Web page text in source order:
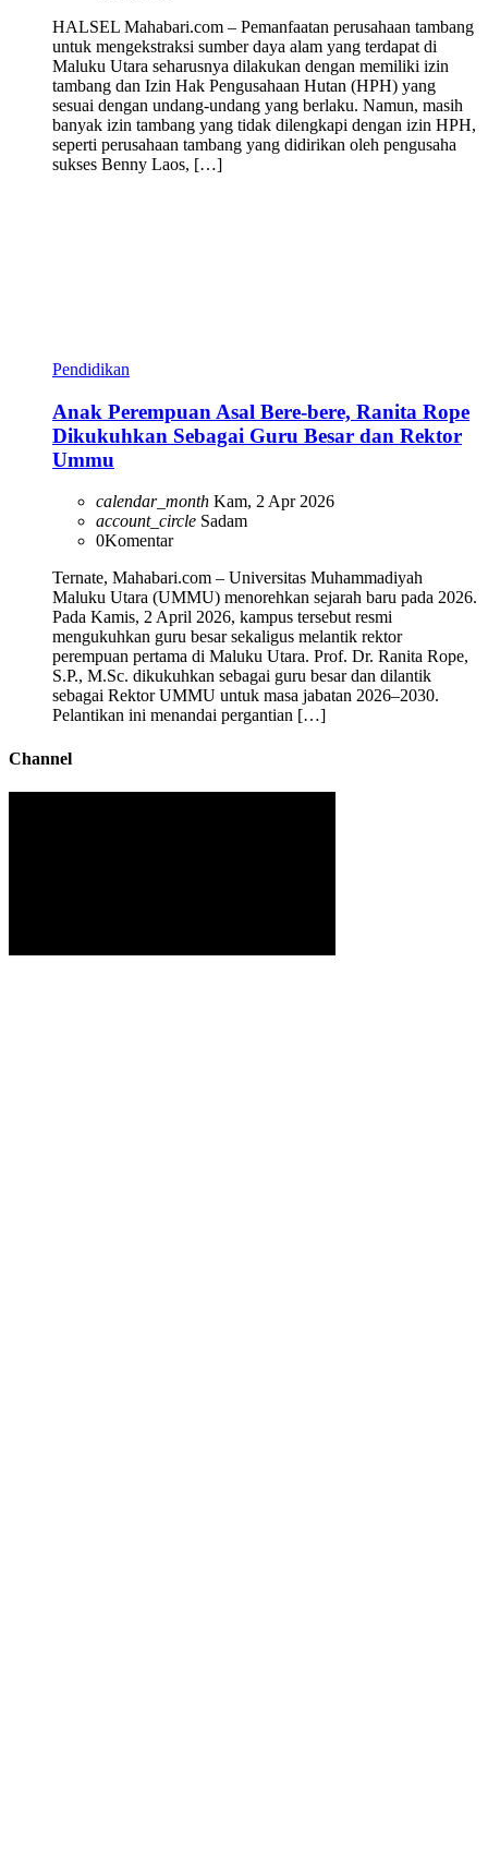
HALSEL Mahabari.com – Pemanfaatan perusahaan tambang
untuk mengekstraksi sumber daya alam yang terdapat di
Maluku Utara seharusnya dilakukan dengan memiliki izin
tambang dan Izin Hak Pengusahaan Hutan (HPH) yang
sesuai dengan undang-undang yang berlaku. Namun, masih
banyak izin tambang yang tidak dilengkapi dengan izin HPH,
seperti perusahaan tambang yang didirikan oleh pengusaha
sukses Benny Laos, […]
Pendidikan
Anak Perempuan Asal Bere-bere, Ranita Rope
Dikukuhkan Sebagai Guru Besar dan Rektor
Ummu
calendar_month Kam, 2 Apr 2026
account_circle Sadam
0Komentar
Ternate, Mahabari.com – Universitas Muhammadiyah
Maluku Utara (UMMU) menorehkan sejarah baru pada 2026.
Pada Kamis, 2 April 2026, kampus tersebut resmi
mengukuhkan guru besar sekaligus melantik rektor
perempuan pertama di Maluku Utara. Prof. Dr. Ranita Rope,
S.P., M.Sc. dikukuhkan sebagai guru besar dan dilantik
sebagai Rektor UMMU untuk masa jabatan 2026–2030.
Pelantikan ini menandai pergantian […]
Channel